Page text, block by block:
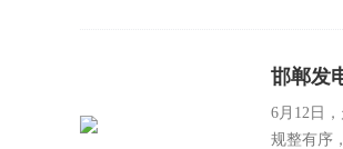
邯郸发
6月12日
规整有序